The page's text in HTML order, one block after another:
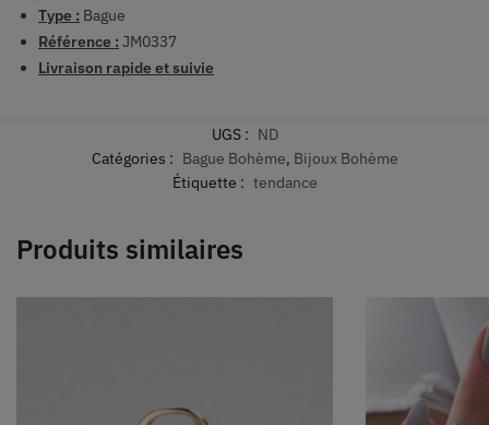
Type : Bague
Référence :JM0337
Livraison rapide et suivie
UGS : ND
Catégories : Bague Bohème, Bijoux Bohème
Étiquette : tendance
Produits similaires